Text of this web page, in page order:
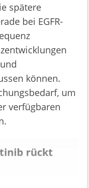
spätere
bei EGFR-
können.
um
verfügbaren
rückt